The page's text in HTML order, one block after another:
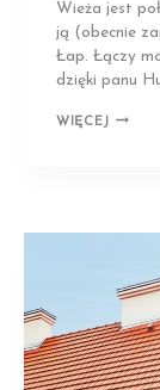
Wieża jest
ją (obecnie
Łap. Łączy
dzięki panu
WIĘCEJ ŁAPY